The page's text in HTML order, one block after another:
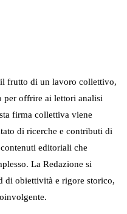
frutto di un lavoro collettivo,
per offrire ai lettori analisi
firma collettiva viene
di ricerche e contributi di
editoriali che
La Redazione si
di obiettività e rigore storico,